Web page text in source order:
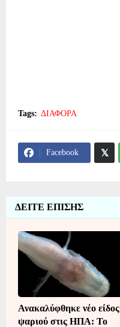
Tags: ΔΙΑΦΟΡΑ
Facebook
ΔΕΙΤΕ ΕΠΙΣΗΣ
Ανακαλύφθηκε νέο είδος
ψαριού στις ΗΠΑ: Το